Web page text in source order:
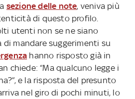
sezione delle note, veniva più
di questo profilo.
utenti non se ne siano
mandare suggerimenti su
hanno risposto già in
chiede: “Ma qualcuno legge i
e la risposta del presunto
nel giro di pochi minuti, lo